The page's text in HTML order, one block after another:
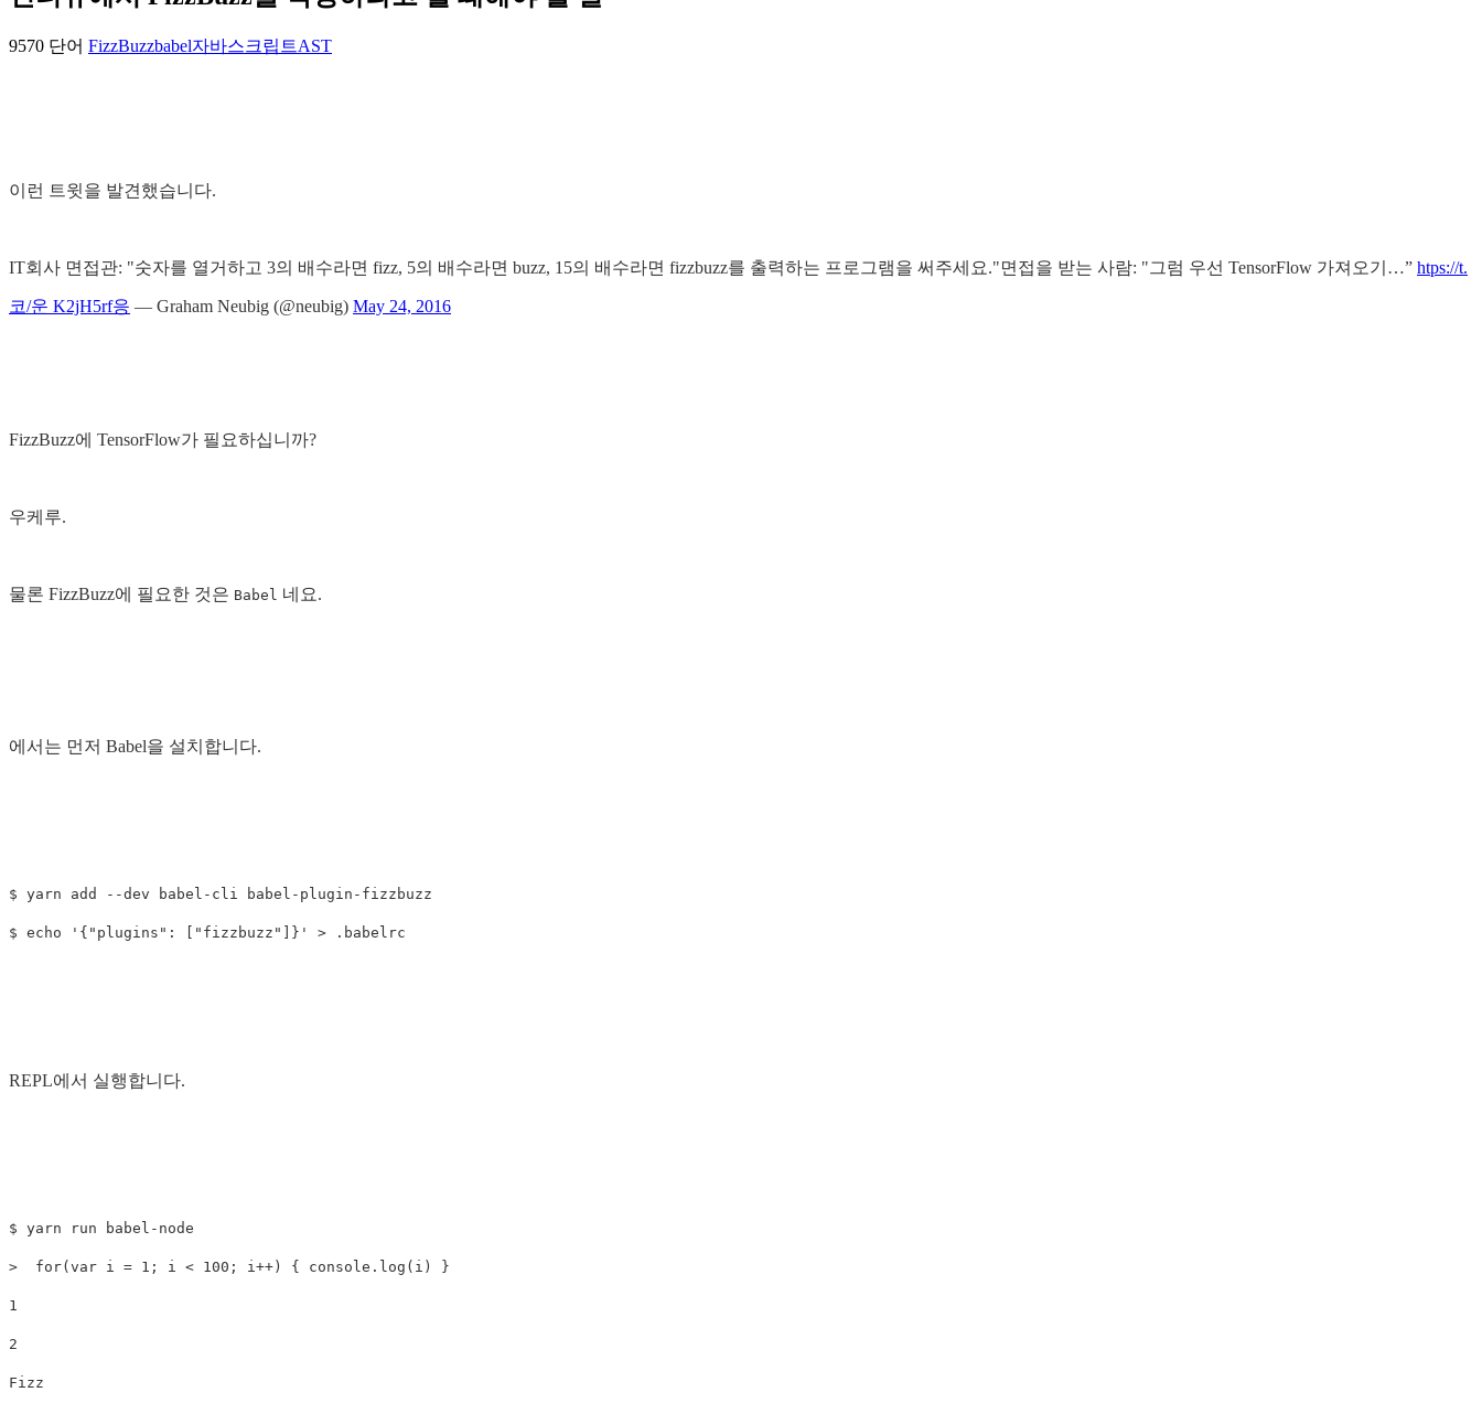
9570 단어 FizzBuzzbabel자바스크립트AST
이런 트윗을 발견했습니다.
IT회사 면접관: "숫자를 열거하고 3의 배수라면 fizz, 5의 배수라면 buzz, 15의 배수라면 fizzbuzz를 출력하는 프로그램을 써주세요."면접을 받는 사람: "그럼 우선 TensorFlow 가져오기…” htps://t.
코/운 K2jH5rf응 — Graham Neubig (@neubig) May 24, 2016
FizzBuzz에 TensorFlow가 필요하십니까?
우케루.
물론 FizzBuzz에 필요한 것은 Babel 네요.
에서는 먼저 Babel을 설치합니다.
$ yarn add --dev babel-cli babel-plugin-fizzbuzz
REPL에서 실행합니다.
$ yarn run babel-node
>  for(var i = 1; i < 100; i++) { console.log(i) }
1
2
Fizz